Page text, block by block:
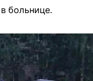
больнице.